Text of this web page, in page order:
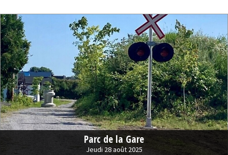
Parc de la Gare
Jeudi 28 août 2025